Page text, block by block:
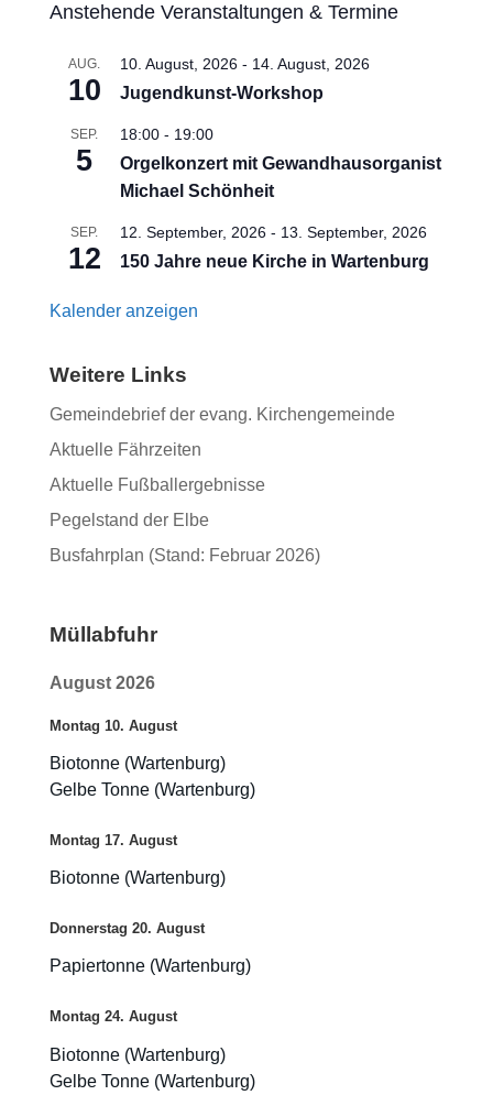
Anstehende Veranstaltungen & Termine
AUG.
10
10. August, 2026- 14. August, 2026
Jugendkunst-Workshop
SEP.
5
18:00- 19:00
Orgelkonzert mit Gewandhausorganist
Michael Schönheit
SEP.
12
12. September, 2026- 13. September, 2026
150 Jahre neue Kirche in Wartenburg
Kalender anzeigen
Weitere Links
Gemeindebrief der evang. Kirchengemeinde
Aktuelle Fährzeiten
Aktuelle Fußballergebnisse
Pegelstand der Elbe
Busfahrplan (Stand: Februar 2026)
Müllabfuhr
August 2026
Montag 10. August
Biotonne (Wartenburg)
Gelbe Tonne (Wartenburg)
Montag 17. August
Biotonne (Wartenburg)
Donnerstag 20. August
Papiertonne (Wartenburg)
Montag 24. August
Biotonne (Wartenburg)
Gelbe Tonne (Wartenburg)